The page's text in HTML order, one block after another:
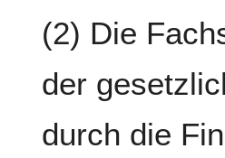
Die
der
durch die